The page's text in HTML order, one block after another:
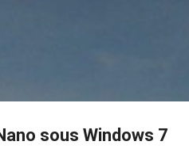
sous Windows 7